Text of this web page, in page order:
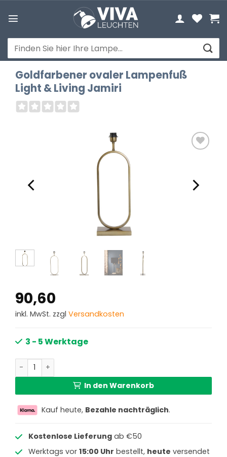
Inhalt
Suchen
nach:
Goldfarbener ovaler Lampenfuß
Light & Living Jamiri
90,60
inkl. MwSt. zzgl Versandkosten
3 - 5 Werktage
Goldfarbener ovaler Lampenfuß Light & Living Jamiri
In den Warenkorb
Kauf heute, Bezahle nachträglich.
Kostenlose Lieferungab €50
Werktags vor 15:00 Uhr bestellt, heute versendet